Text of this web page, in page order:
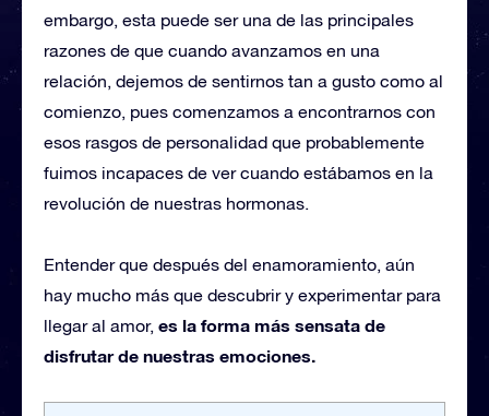
embargo, esta puede ser una de las principales
razones de que cuando avanzamos en una
relación, dejemos de sentirnos tan a gusto como al
comienzo, pues comenzamos a encontrarnos con
esos rasgos de personalidad que probablemente
fuimos incapaces de ver cuando estábamos en la
revolución de nuestras hormonas.
Entender que después del enamoramiento, aún
hay mucho más que descubrir y experimentar para
llegar al amor, es la forma más sensata de
disfrutar de nuestras emociones.